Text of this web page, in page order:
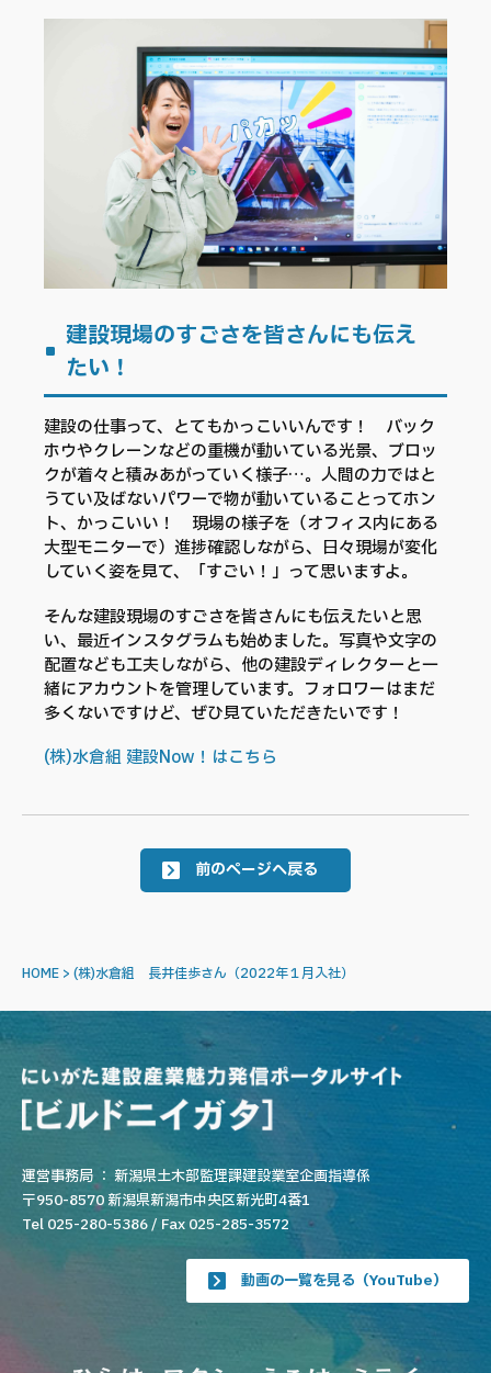
建設現場のすごさを皆さんにも伝え
たい！
建設の仕事って、とてもかっこいいんです！ バック
ホウやクレーンなどの重機が動いている光景、ブロッ
クが着々と積みあがっていく様子…。人間の力ではと
うてい及ばないパワーで物が動いていることってホン
ト、かっこいい！ 現場の様子を（オフィス内にある
大型モニターで）進捗確認しながら、日々現場が変化
していく姿を見て、「すごい！」って思いますよ。
そんな建設現場のすごさを皆さんにも伝えたいと思
い、最近インスタグラムも始めました。写真や文字の
配置なども工夫しながら、他の建設ディレクターと一
緒にアカウントを管理しています。フォロワーはまだ
多くないですけど、ぜひ見ていただきたいです！
(株)水倉組 建設Now！はこちら
前のページへ戻る
HOME > (株)水倉組 長井佳歩さん（2022年１月入社）
運営事務局 ： 新潟県土木部監理課建設業室企画指導係
〒950-8570 新潟県新潟市中央区新光町4番1
Tel 025-280-5386 / Fax 025-285-3572
動画の一覧を見る（YouTube）